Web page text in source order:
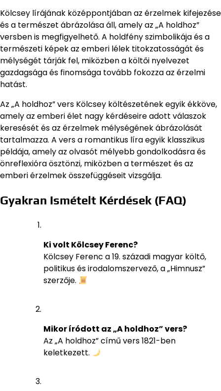
Kölcsey lírájának középpontjában az érzelmek kifejezése
és a természet ábrázolása áll, amely az „A holdhoz”
versben is megfigyelhető. A holdfény szimbolikája és a
természeti képek az emberi lélek titokzatosságát és
mélységét tárják fel, miközben a költői nyelvezet
gazdagsága és finomsága tovább fokozza az érzelmi
hatást.
Az „A holdhoz” vers Kölcsey költészetének egyik ékköve,
amely az emberi élet nagy kérdéseire adott válaszok
keresését és az érzelmek mélységének ábrázolását
tartalmazza. A vers a romantikus líra egyik klasszikus
példája, amely az olvasót mélyebb gondolkodásra és
önreflexióra ösztönzi, miközben a természet és az
emberi érzelmek összefüggéseit vizsgálja.
Gyakran Ismételt Kérdések (FAQ)
Ki volt Kölcsey Ferenc?
Kölcsey Ferenc a 19. századi magyar költő,
politikus és irodalomszervező, a „Himnusz”
szerzője.
Mikor íródott az „A holdhoz” vers?
Az „A holdhoz” című vers 1821-ben
keletkezett.